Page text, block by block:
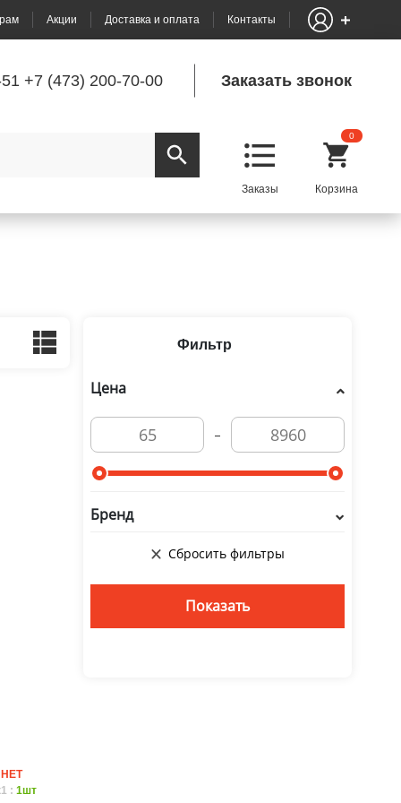
Акции Доставка и оплата Контакты
+7 (473) 200-70-00 Заказать звонок
0
Фильтр
Цена
Бренд
НЕТ
:1шт